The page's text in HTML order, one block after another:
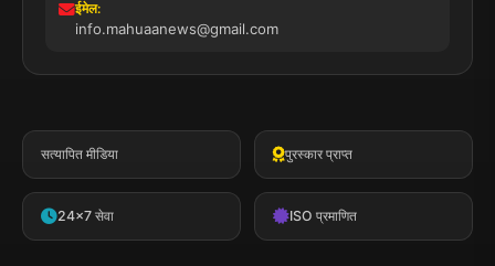
ईमेल:
info.mahuaanews@gmail.com
सत्यापित मीडिया पुरस्कार प्राप्त
24x7 सेवा ISO प्रमाणित